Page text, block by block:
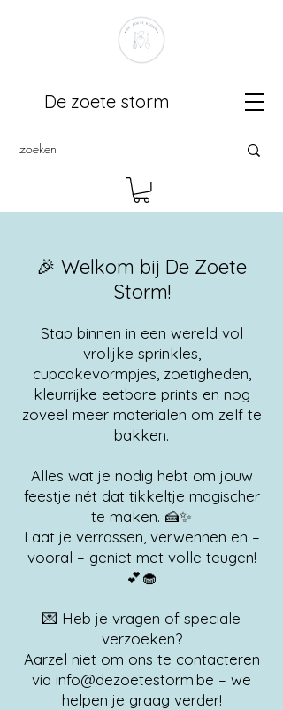
De zoete storm
🎉 Welkom bij De Zoete
Storm!
Stap binnen in een wereld vol
vrolijke sprinkles,
cupcakevormpjes, zoetigheden,
kleurrijke eetbare prints en nog
zoveel meer materialen om zelf te
bakken.
Alles wat je nodig hebt om jouw
feestje nét dat tikkeltje magischer
te maken. 🍰✨
Laat je verrassen, verwennen en –
vooral – geniet met volle teugen!
💕🧁
💌 Heb je vragen of speciale
verzoeken?
Aarzel niet om ons te contacteren
via info@dezoetestorm.be – we
helpen je graag verder!